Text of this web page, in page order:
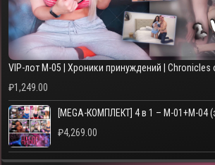
VIP-лот M-05 | Хроники принуждений |
₽1,249.00
[MEGA-КОМПЛЕКТ] 4 в 1 – M-01+M-04
₽4,269.00